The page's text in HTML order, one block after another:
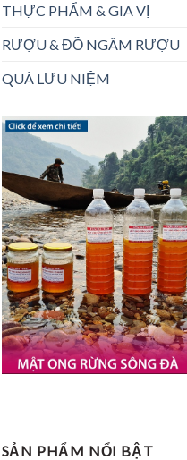
THỰC PHẨM & GIA VỊ
RƯỢU & ĐỒ NGÂM RƯỢU
QUÀ LƯU NIỆM
SẢN PHẨM NỔI BẬT